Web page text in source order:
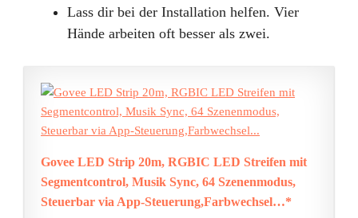
Lass dir bei der Installation helfen. Vier
Hände arbeiten oft besser als zwei.
Govee LED Strip 20m, RGBIC LED Streifen mit
Segmentcontrol, Musik Sync, 64 Szenenmodus,
Steuerbar via App-Steuerung,Farbwechsel…*